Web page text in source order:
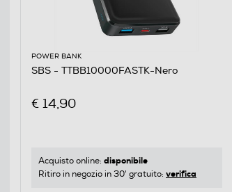
POWER BANK
SBS - TTBB10000FASTK-Nero
€ 14,90
Acquisto online: disponibile
Ritiro in negozio in 30' gratuito: verifica